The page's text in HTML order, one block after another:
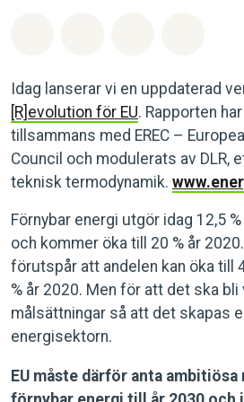
Idag lanserar vi en uppdaterad
[R]evolution för EU. Rapporten
tillsammans med EREC –
Council och modulerats av DLR,
teknisk termodynamik.
Förnybar energi utgör idag 12,5
och kommer öka till 20 % år
förutspår att andelen kan öka till
% år 2020. Men för att det ska
målsättningar så att det skapas
energisektorn.
EU måste därför anta